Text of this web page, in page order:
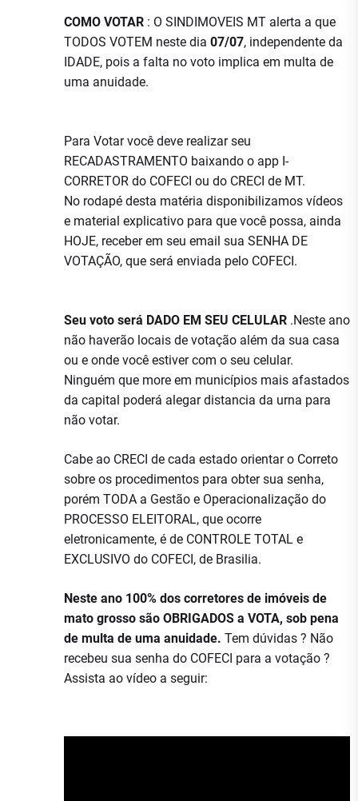
COMO VOTAR : O SINDIMOVEIS MT alerta a que
TODOS VOTEM neste dia 07/07, independente da
IDADE, pois a falta no voto implica em multa de
uma anuidade.
Para Votar você deve realizar seu
RECADASTRAMENTO baixando o app I-
CORRETOR do COFECI ou do CRECI de MT.
No rodapé desta matéria disponibilizamos vídeos
e material explicativo para que você possa, ainda
HOJE, receber em seu email sua SENHA DE
VOTAÇÃO, que será enviada pelo COFECI.
Seu voto será DADO EM SEU CELULAR .Neste ano
não haverão locais de votação além da sua casa
ou e onde você estiver com o seu celular.
Ninguém que more em municípios mais afastados
da capital poderá alegar distancia da urna para
não votar.
Cabe ao CRECI de cada estado orientar o Correto
sobre os procedimentos para obter sua senha,
porém TODA a Gestão e Operacionalização do
PROCESSO ELEITORAL, que ocorre
eletronicamente, é de CONTROLE TOTAL e
EXCLUSIVO do COFECI, de Brasilia.
Neste ano 100% dos corretores de imóveis de
mato grosso são OBRIGADOS a VOTA, sob pena
de multa de uma anuidade. Tem dúvidas ? Não
recebeu sua senha do COFECI para a votação ?
Assista ao vídeo a seguir: